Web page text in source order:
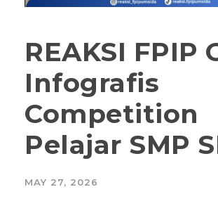
REAKSI FPIP
Infografis
Competition
Pelajar SMP
MAY 27, 2026